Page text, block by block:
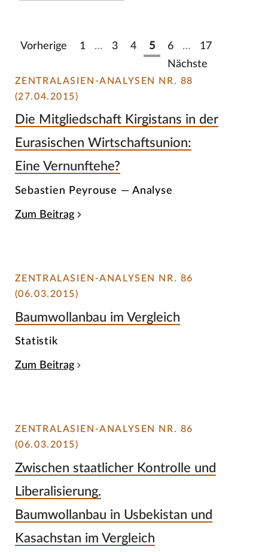
Vorherige 1 … 3 4 5 6 …
17
Nächste
ZENTRALASIEN-ANALYSEN NR. 88
(27.04.2015)
Die Mitgliedschaft Kirgistans in der
Eurasischen Wirtschaftsunion:
Eine Vernunftehe?
Sebastien Peyrouse — Analyse
Zum Beitrag
ZENTRALASIEN-ANALYSEN NR. 86
(06.03.2015)
Baumwollanbau im Vergleich
Statistik
Zum Beitrag
ZENTRALASIEN-ANALYSEN NR. 86
(06.03.2015)
Zwischen staatlicher Kontrolle und
Liberalisierung.
Baumwollanbau in Usbekistan und
Kasachstan im Vergleich